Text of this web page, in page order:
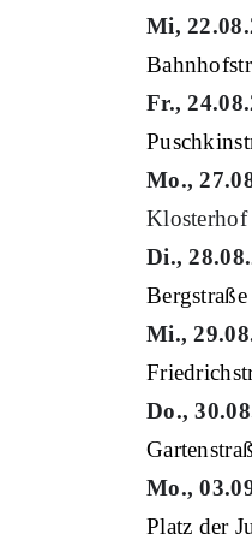
Mi,22.08
Fr.,24.08
Mo.,27.0
Klosterhof
Di.,28.08
B
Mi.,29.08
Do.,30.08
Mo.,03.0
Platz der